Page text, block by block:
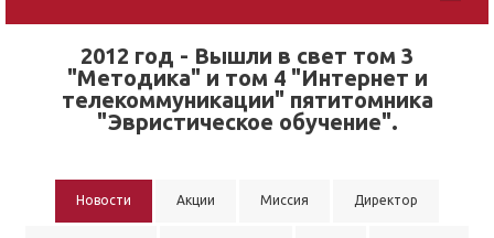
2012 год - Вышли в свет том 3
"Методика" и том 4 "Интернет и
телекоммуникации" пятитомника
"Эвристическое обучение".
Новости Акции Миссия Директор